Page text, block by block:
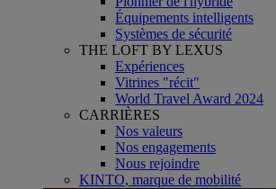
Équipements intelligents
Systèmes de sécurité
THE LOFT BY LEXUS
Expériences
Vitrines "récit"
World Travel Award 2024
CARRIÈRES
Nos valeurs
Nos engagements
Nous rejoindre
KINTO, marque de mobilité